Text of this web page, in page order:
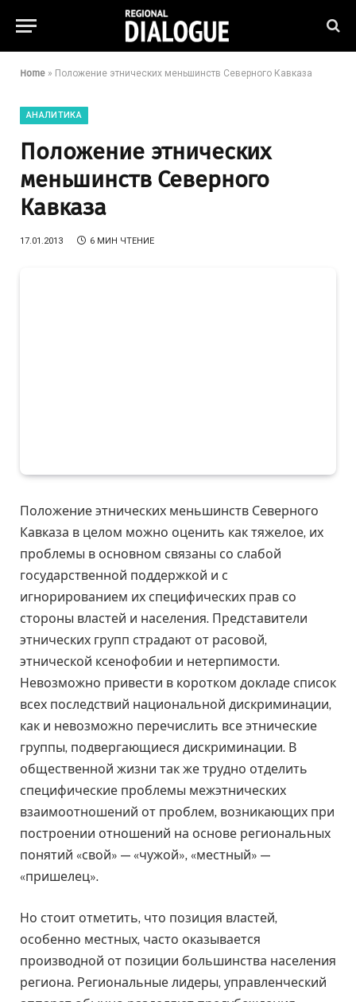
Home » Положение этнических меньшинств Северного Кавказа
АНАЛИТИКА
Положение этнических
меньшинств Северного
Кавказа
17.01.2013 6 МИН ЧТЕНИЕ
Положение этнических меньшинств Северного
Кавказа в целом можно оценить как тяжелое, их
проблемы в основном связаны со слабой
государственной поддержкой и с
игнорированием их специфических прав со
стороны властей и населения. Представители
этнических групп страдают от расовой,
этнической ксенофобии и нетерпимости.
Невозможно привести в коротком докладе список
всех последствий национальной дискриминации,
как и невозможно перечислить все этнические
группы, подвергающиеся дискриминации. В
общественной жизни так же трудно отделить
специфические проблемы межэтнических
взаимоотношений от проблем, возникающих при
построении отношений на основе региональных
понятий «свой» — «чужой», «местный» —
«пришелец».
Но стоит отметить, что позиция властей,
особенно местных, часто оказывается
производной от позиции большинства населения
региона. Региональные лидеры, управленческий